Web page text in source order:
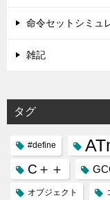
命令セットシミュ
雑記
タグ
#define
C＋＋
オブジェクト